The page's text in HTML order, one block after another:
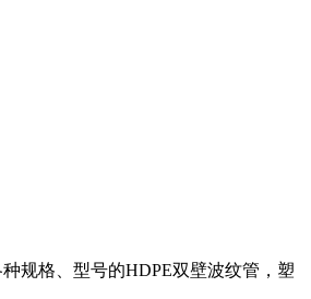
规格、型号的HDPE双壁波纹管，塑